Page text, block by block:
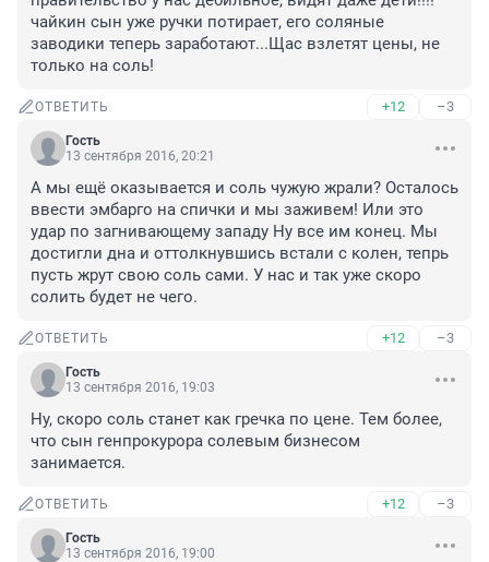
чайкин сын уже ручки потирает, его соляные
заводики теперь заработают...Щас взлетят цены, не
только на соль!
ОТВЕТИТЬ +12 –3
Гость
13 сентября 2016, 20:21
А мы ещё оказывается и соль чужую жрали? Осталось
ввести эмбарго на спички и мы заживем! Или это
удар по загнивающему западу Ну все им конец. Мы
достигли дна и оттолкнувшись встали с колен, тепрь
пусть жрут свою соль сами. У нас и так уже скоро
солить будет не чего.
ОТВЕТИТЬ +12 –3
Гость
13 сентября 2016, 19:03
Ну, скоро соль станет как гречка по цене. Тем более,
что сын генпрокурора солевым бизнесом
занимается.
ОТВЕТИТЬ +12 –3
Гость
13 сентября 2016, 19:00